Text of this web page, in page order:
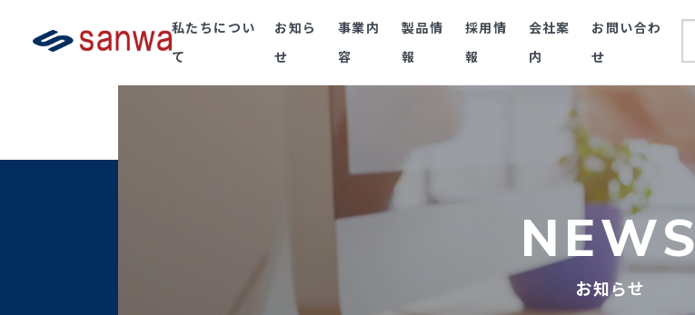
私たちについ
て
お知ら
せ
事業内
容
製品情
報
採用情
報
会社案
内
お問い合わ
せ
NEWS
お知らせ